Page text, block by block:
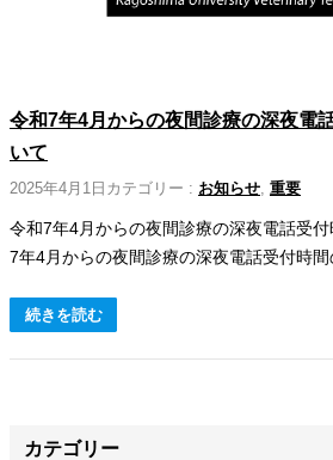
令和7年4月からの夜間診療の深夜電
いて
2025年4月1日 カテゴリー : お知らせ 重要
令和7年4月からの夜間診療の深夜電話受
7年4月からの夜間診療の深夜電話受付時
続きを読む
カテゴリー